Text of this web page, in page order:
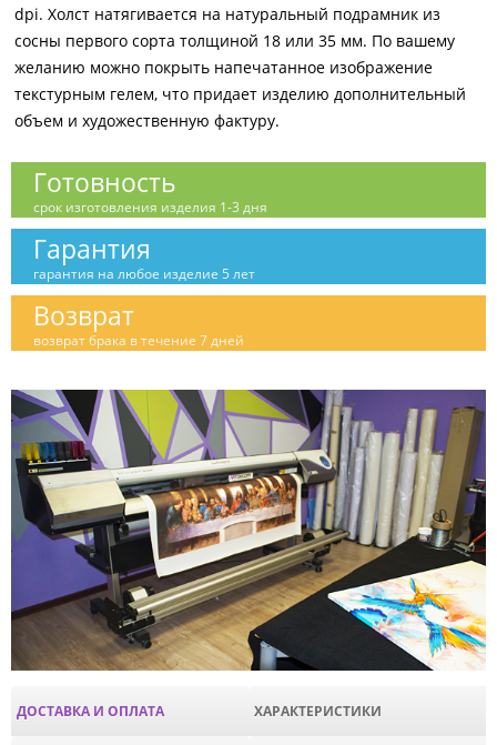
dpi. Холст натягивается на натуральный подрамник из
сосны первого сорта толщиной 18 или 35 мм. По вашему
желанию можно покрыть напечатанное изображение
текстурным гелем, что придает изделию дополнительный
объем и художественную фактуру.
Готовность
срок изготовления изделия 1-3 дня
Гарантия
гарантия на любое изделие 5 лет
Возврат
возврат брака в течение 7 дней
ДОСТАВКА И ОПЛАТА ХАРАКТЕРИСТИКИ